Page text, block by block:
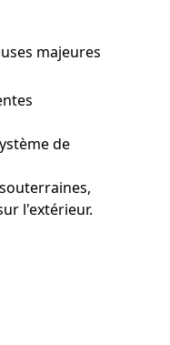
majeures
de
l'extérieur.